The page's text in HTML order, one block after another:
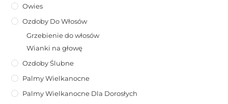
Owies
Ozdoby Do Włosów
Grzebienie do włosów
Wianki na głowę
Ozdoby Ślubne
Palmy Wielkanocne
Palmy Wielkanocne Dla Dorosłych